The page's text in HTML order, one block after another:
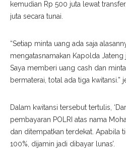
kemudian Rp 500 juta lewat
juta secara tunai.
“Setiap minta uang ada saja
mengatasnamakan Kapolda
Saya memberi uang cash dan
bermaterai, total ada tiga kwitansi.”
Dalam kwitansi tersebut tertulis,
pembayaran POLRI atas nama
dan ditempatkan terdekat. Apabila
100%, dijamin jadi dibayar lunas’.